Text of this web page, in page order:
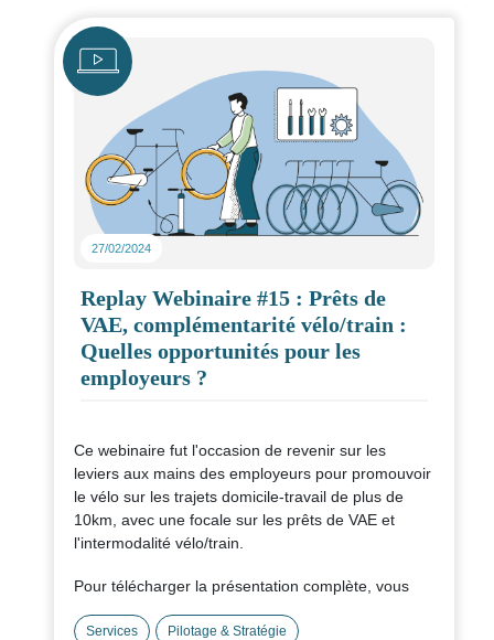
des labellisés sur
Télécharger la ressource
Icône
27/02/2024
Replay Webinaire #15 : Prêts de
VAE, complémentarité vélo/train :
Quelles opportunités pour les
employeurs ?
Ce webinaire fut l'occasion de revenir sur les
leviers aux mains des employeurs pour promouvoir
le vélo sur les trajets domicile-travail de plus de
10km, avec une focale sur les prêts de VAE et
l'intermodalité vélo/train.
Pour télécharger la présentation complète, vous
Services Pilotage & Stratégie